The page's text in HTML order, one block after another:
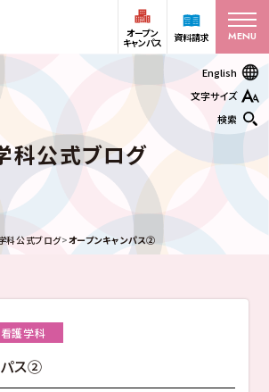
English
文字サイズ
検索
オープン
キャンパス 資料請求
の方 資料請求
ス お問い合わせ
在学生
保護者の方
看護学科
MENU
科公式ブログ オープンキャンパス②
科公式ブログ
看護学科
パス②